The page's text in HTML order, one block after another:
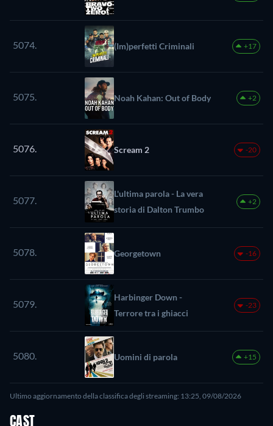
5074. (Im)perfetti Criminali +17
5075. Noah Kahan: Out of Body +2
5076. Scream 2 -20
5077.
L'ultima parola - La vera
storia di Dalton Trumbo
+2
5078. Georgetown -16
5079.
Harbinger Down -
Terrore tra i ghiacci
-23
5080. Uomini di parola +15
Ultimo aggiornamento della classifica degli streaming: 13:25, 09/08/2026
CAST